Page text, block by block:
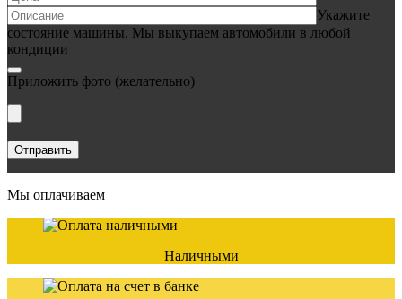
Укажите
состояние машины. Мы выкупаем автомобили в любой
кондиции
Приложить фото (желательно)
Мы оплачиваем
Наличными